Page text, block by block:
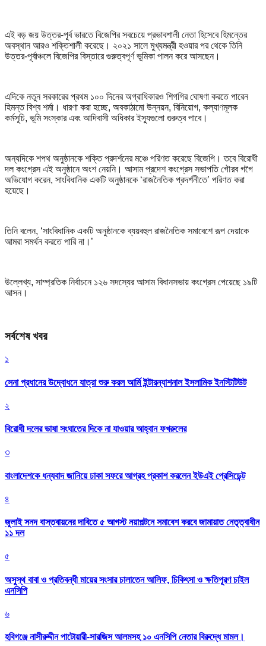
এই বড় জয় উত্তর-পূর্ব ভারতে বিজেপির সবচেয়ে প্রভাবশালী নেতা হিসেবে হিমন্তের
অবস্থান আরও শক্তিশালী করেছে। ২০২১ সালে মুখ্যমন্ত্রী হওয়ার পর থেকে তিনি
উত্তর-পূর্বাঞ্চলে বিজেপির বিস্তারে গুরুত্বপূর্ণ ভূমিকা পালন করে আসছেন।
এদিকে নতুন সরকারের প্রথম ১০০ দিনের অগ্রাধিকারও শিগগির ঘোষণা করতে পারেন
হিমন্ত বিশ্ব শর্মা। ধারণা করা হচ্ছে, অবকাঠামো উন্নয়ন, বিনিয়োগ, কল্যাণমূলক
কর্মসূচি, ভূমি সংস্কার এবং আদিবাসী অধিকার ইস্যুগুলো গুরুত্ব পাবে।
অন্যদিকে শপথ অনুষ্ঠানকে শক্তি প্রদর্শনের মঞ্চে পরিণত করেছে বিজেপি। তবে বিরোধী
দল কংগ্রেস এই অনুষ্ঠানে অংশ নেয়নি। আসাম প্রদেশ কংগ্রেস সভাপতি গৌরব গগৈ
অভিযোগ করেন, সাংবিধানিক একটি অনুষ্ঠানকে ‘রাজনৈতিক প্রদর্শনীতে’ পরিণত করা
হয়েছে।
তিনি বলেন, ‘সাংবিধানিক একটি অনুষ্ঠানকে ব্যয়বহুল রাজনৈতিক সমাবেশে রূপ দেয়াকে
আমরা সমর্থন করতে পারি না।’
উল্লেখ্য, সাম্প্রতিক নির্বাচনে ১২৬ সদস্যের আসাম বিধানসভায় কংগ্রেস পেয়েছে ১৯টি
আসন।
সর্বশেষ খবর
১
সেনা প্রধানের উদ্বোধনে যাত্রা শুরু করল আর্মি ইন্টারন্যাশনাল ইসলামিক ইনস্টিটিউট
২
বিরোধী দলের ভাষা সংঘাতের দিকে না যাওয়ার আহ্বান ফখরুলের
৩
বাংলাদেশকে ধন্যবাদ জানিয়ে ঢাকা সফরে আগ্রহ প্রকাশ করলেন ইউএই প্রেসিডেন্ট
৪
জুলাই সনদ বাস্তবায়নের দাবিতে ৫ আগস্ট নয়াপল্টনে সমাবেশ করবে জামায়াত নেতৃত্বাধীন
১১ দল
৫
অসুস্থ বাবা ও প্রতিবন্ধী মায়ের সংসার চালাতেন আলিফ, চিকিৎসা ও ক্ষতিপূরণ চাইল
এনসিপি
৬
হবিগঞ্জে নাসীরুদ্দীন পাটোয়ারী-সারজিস আলমসহ ১০ এনসিপি নেতার বিরুদ্ধে মামল।